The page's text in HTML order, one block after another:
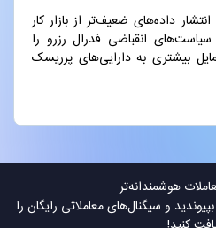
داده‌های ضعیف‌تر از بازار کار
سیاست‌های انقباضی فدرال رزرو را
بیشتری به دارایی‌های پرریسک
هوشمندانه‌تر
و سیگنال‌های معاملاتی رایگان را